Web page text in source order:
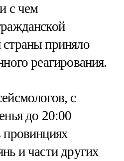
с чем
приняло
реагирования.
с
до 20:00
провинциях
и части других